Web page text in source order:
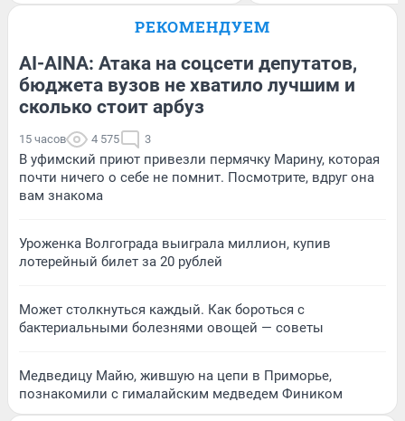
РЕКОМЕНДУЕМ
AI-AINA: Атака на соцсети депутатов,
бюджета вузов не хватило лучшим и
сколько стоит арбуз
15 часов 4 575 3
В уфимский приют привезли пермячку Марину, которая
почти ничего о себе не помнит. Посмотрите, вдруг она
вам знакома
Уроженка Волгограда выиграла миллион, купив
лотерейный билет за 20 рублей
Может столкнуться каждый. Как бороться с
бактериальными болезнями овощей — советы
Медведицу Майю, жившую на цепи в Приморье,
познакомили с гималайским медведем Фиником